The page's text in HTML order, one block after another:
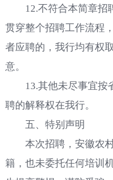
12.不符合本简章招
贯穿整个招聘工作流程
者应聘的，我行均有权
意。
13.其他未尽事宜按
聘的解释权在我行。
五、特别声明
本次招聘，安徽农村
籍，也未委托任何培训